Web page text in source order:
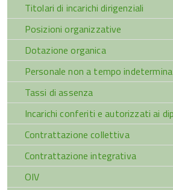
Titolari di incarichi dirigenziali
Posizioni organizzative
Dotazione organica
Personale non a tempo
Tassi di assenza
Incarichi conferiti e autorizzati ai
Contrattazione collettiva
Contrattazione integrativa
OIV